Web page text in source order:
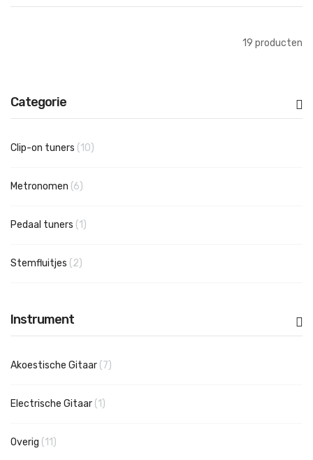
Categorie
Clip-on tuners 10producten
Metronomen 6producten
Pedaal tuners 1product
Stemfluitjes 2producten
Instrument
Akoestische Gitaar 7producten
Electrische Gitaar 1product
Overig 11producten
19 producten